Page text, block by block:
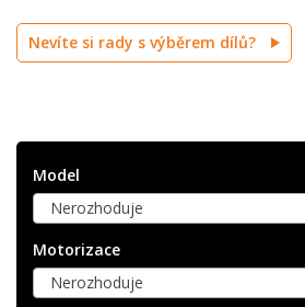
Nevíte si rady s výběrem dílů?
Model
Nerozhoduje
Motorizace
Nerozhoduje